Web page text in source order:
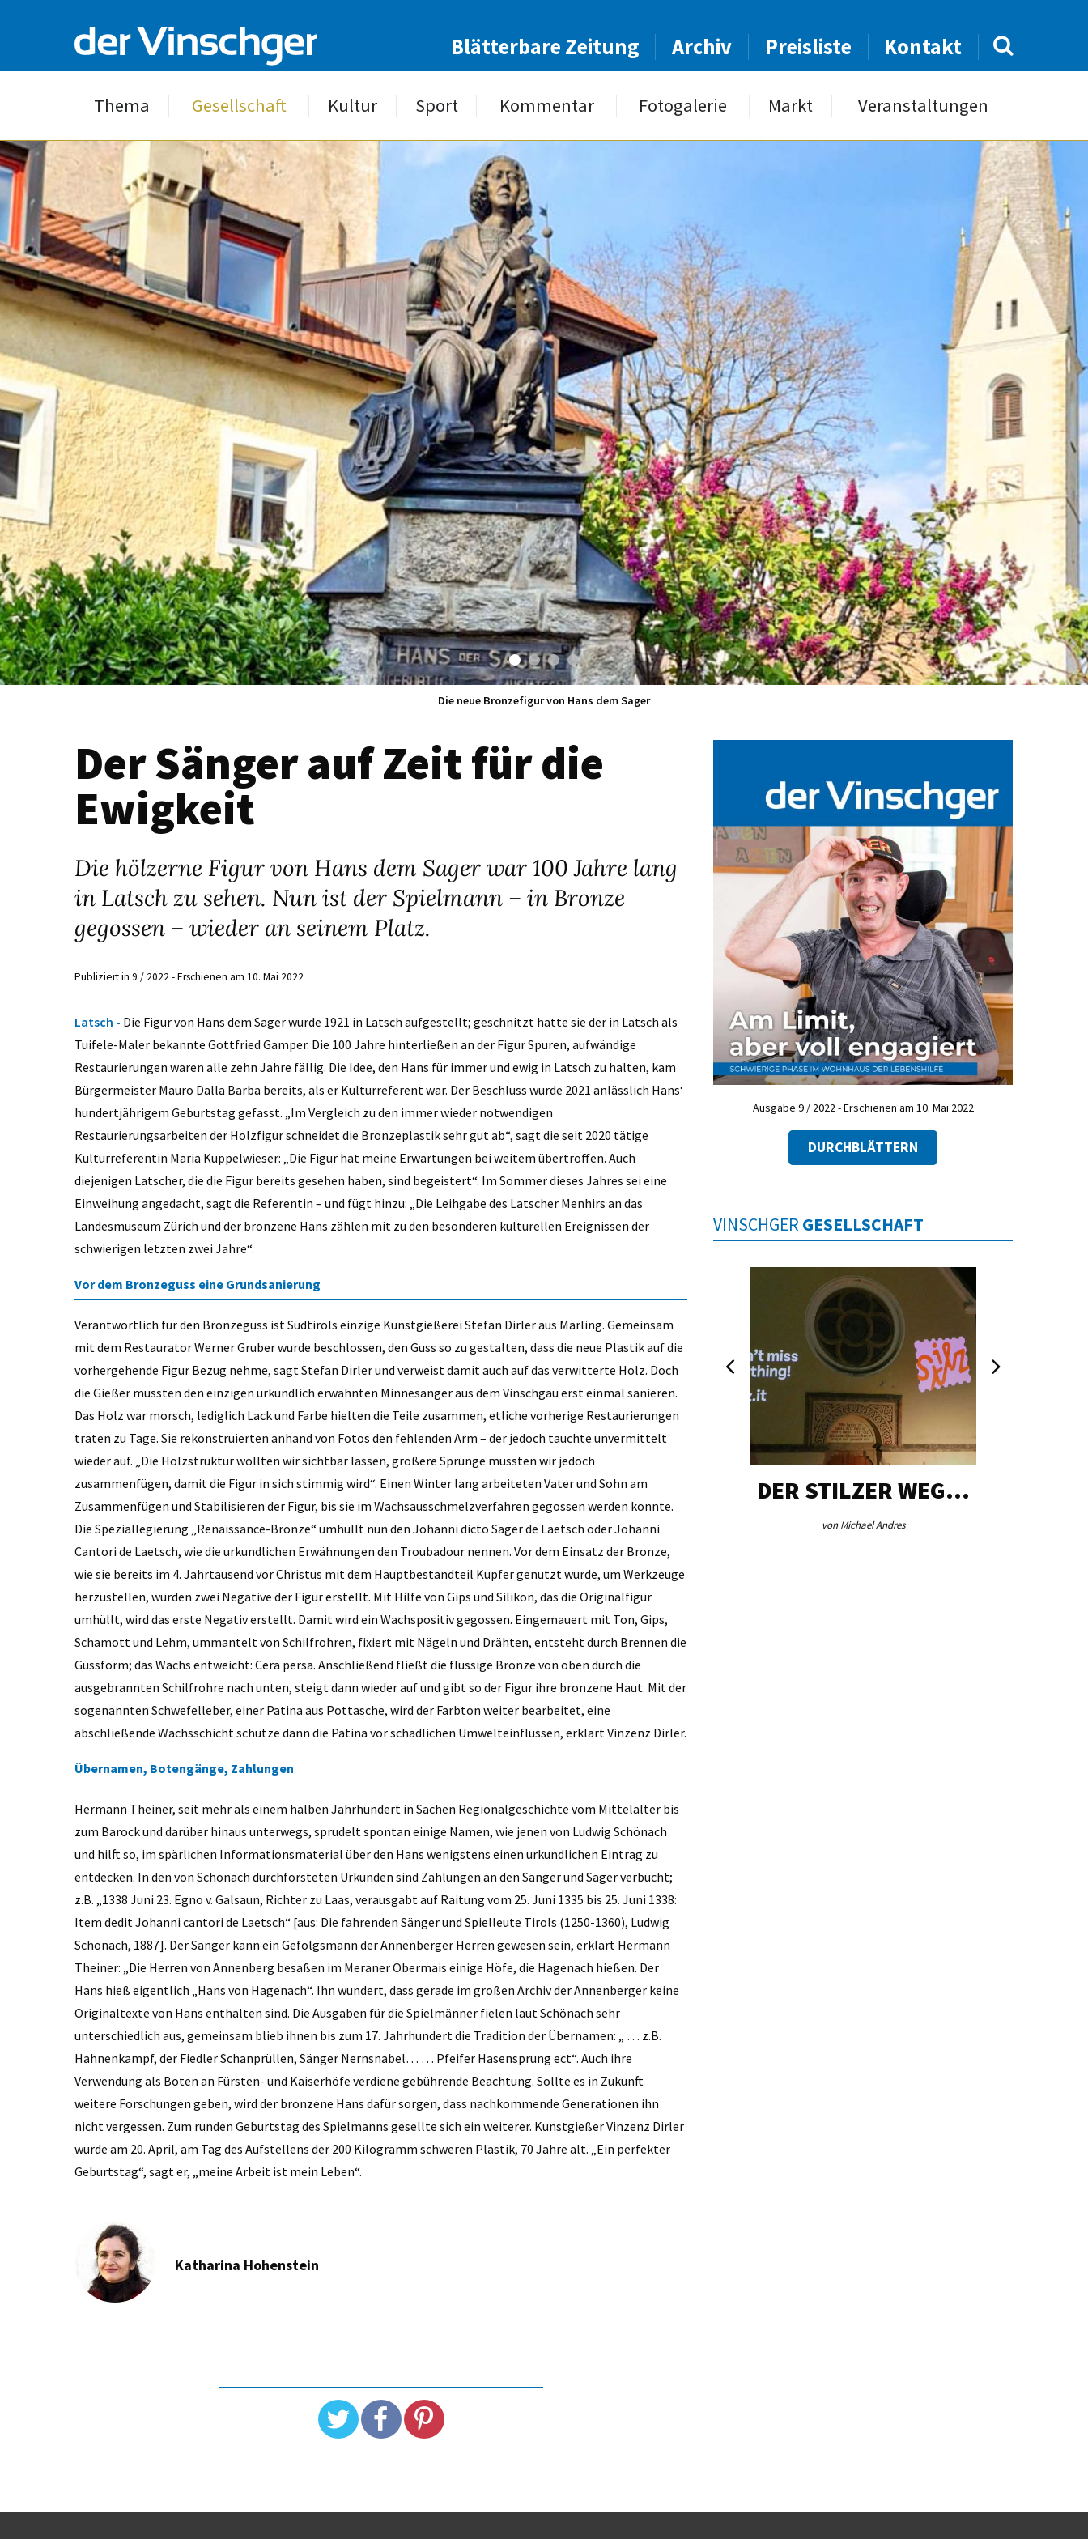
Blätterbare Zeitung Archiv Preisliste Kontakt
Thema Gesellschaft Kultur Sport Kommentar Fotogalerie Markt Veranstaltungen
Die neue Bronzefigur von Hans dem Sager
Der Sänger auf Zeit für die
Ewigkeit
Die hölzerne Figur von Hans dem Sager war 100 Jahre lang
in Latsch zu sehen. Nun ist der Spielmann – in Bronze
gegossen – wieder an seinem Platz.
Publiziert in 9 / 2022 - Erschienen am 10. Mai 2022
Latsch - Die Figur von Hans dem Sager wurde 1921 in Latsch aufgestellt; geschnitzt hatte sie der in Latsch als
Tuifele-Maler bekannte Gottfried Gamper. Die 100 Jahre hinterließen an der Figur Spuren, aufwändige
Restaurierungen waren alle zehn Jahre fällig. Die Idee, den Hans für immer und ewig in Latsch zu halten, kam
Bürgermeister Mauro Dalla Barba bereits, als er Kulturreferent war. Der Beschluss wurde 2021 anlässlich Hans‘
hundertjährigem Geburtstag gefasst. „Im Vergleich zu den immer wieder notwendigen
Restaurierungsarbeiten der Holzfigur schneidet die Bronzeplastik sehr gut ab“, sagt die seit 2020 tätige
Kulturreferentin Maria Kuppelwieser: „Die Figur hat meine Erwartungen bei weitem übertroffen. Auch
diejenigen Latscher, die die Figur bereits gesehen haben, sind begeistert“. Im Sommer dieses Jahres sei eine
Einweihung angedacht, sagt die Referentin – und fügt hinzu: „Die Leihgabe des Latscher Menhirs an das
Landesmuseum Zürich und der bronzene Hans zählen mit zu den besonderen kulturellen Ereignissen der
schwierigen letzten zwei Jahre“.
Vor dem Bronzeguss eine Grundsanierung
Verantwortlich für den Bronzeguss ist Südtirols einzige Kunstgießerei Stefan Dirler aus Marling. Gemeinsam
mit dem Restaurator Werner Gruber wurde beschlossen, den Guss so zu gestalten, dass die neue Plastik auf die
vorhergehende Figur Bezug nehme, sagt Stefan Dirler und verweist damit auch auf das verwitterte Holz. Doch
die Gießer mussten den einzigen urkundlich erwähnten Minnesänger aus dem Vinschgau erst einmal sanieren.
Das Holz war morsch, lediglich Lack und Farbe hielten die Teile zusammen, etliche vorherige Restaurierungen
traten zu Tage. Sie rekonstruierten anhand von Fotos den fehlenden Arm – der jedoch tauchte unvermittelt
wieder auf. „Die Holzstruktur wollten wir sichtbar lassen, größere Sprünge mussten wir jedoch
zusammenfügen, damit die Figur in sich stimmig wird“. Einen Winter lang arbeiteten Vater und Sohn am
Zusammenfügen und Stabilisieren der Figur, bis sie im Wachsausschmelzverfahren gegossen werden konnte.
Die Speziallegierung „Renaissance-Bronze“ umhüllt nun den Johanni dicto Sager de Laetsch oder Johanni
Cantori de Laetsch, wie die urkundlichen Erwähnungen den Troubadour nennen. Vor dem Einsatz der Bronze,
wie sie bereits im 4. Jahrtausend vor Christus mit dem Hauptbestandteil Kupfer genutzt wurde, um Werkzeuge
herzustellen, wurden zwei Negative der Figur erstellt. Mit Hilfe von Gips und Silikon, das die Originalfigur
umhüllt, wird das erste Negativ erstellt. Damit wird ein Wachspositiv gegossen. Eingemauert mit Ton, Gips,
Schamott und Lehm, ummantelt von Schilfrohren, fixiert mit Nägeln und Drähten, entsteht durch Brennen die
Gussform; das Wachs entweicht: Cera persa. Anschließend fließt die flüssige Bronze von oben durch die
ausgebrannten Schilfrohre nach unten, steigt dann wieder auf und gibt so der Figur ihre bronzene Haut. Mit der
sogenannten Schwefelleber, einer Patina aus Pottasche, wird der Farbton weiter bearbeitet, eine
abschließende Wachsschicht schütze dann die Patina vor schädlichen Umwelteinflüssen, erklärt Vinzenz Dirler.
Übernamen, Botengänge, Zahlungen
Hermann Theiner, seit mehr als einem halben Jahrhundert in Sachen Regionalgeschichte vom Mittelalter bis
zum Barock und darüber hinaus unterwegs, sprudelt spontan einige Namen, wie jenen von Ludwig Schönach
und hilft so, im spärlichen Informationsmaterial über den Hans wenigstens einen urkundlichen Eintrag zu
entdecken. In den von Schönach durchforsteten Urkunden sind Zahlungen an den Sänger und Sager verbucht;
z.B. „1338 Juni 23. Egno v. Galsaun, Richter zu Laas, verausgabt auf Raitung vom 25. Juni 1335 bis 25. Juni 1338:
Item dedit Johanni cantori de Laetsch“ [aus: Die fahrenden Sänger und Spielleute Tirols (1250-1360), Ludwig
Schönach, 1887]. Der Sänger kann ein Gefolgsmann der Annenberger Herren gewesen sein, erklärt Hermann
Theiner: „Die Herren von Annenberg besaßen im Meraner Obermais einige Höfe, die Hagenach hießen. Der
Hans hieß eigentlich „Hans von Hagenach“. Ihn wundert, dass gerade im großen Archiv der Annenberger keine
Originaltexte von Hans enthalten sind. Die Ausgaben für die Spielmänner fielen laut Schönach sehr
unterschiedlich aus, gemeinsam blieb ihnen bis zum 17. Jahrhundert die Tradition der Übernamen: „ … z.B.
Hahnenkampf, der Fiedler Schanprüllen, Sänger Nernsnabel… … Pfeifer Hasensprung ect“. Auch ihre
Verwendung als Boten an Fürsten- und Kaiserhöfe verdiene gebührende Beachtung. Sollte es in Zukunft
weitere Forschungen geben, wird der bronzene Hans dafür sorgen, dass nachkommende Generationen ihn
nicht vergessen. Zum runden Geburtstag des Spielmanns gesellte sich ein weiterer. Kunstgießer Vinzenz Dirler
wurde am 20. April, am Tag des Aufstellens der 200 Kilogramm schweren Plastik, 70 Jahre alt. „Ein perfekter
Geburtstag“, sagt er, „meine Arbeit ist mein Leben“.
Katharina Hohenstein
Ausgabe 9 / 2022 - Erschienen am 10. Mai 2022
DURCHBLÄTTERN
VINSCHGER GESELLSCHAFT
DER STILZER WEG…
von Michael Andres